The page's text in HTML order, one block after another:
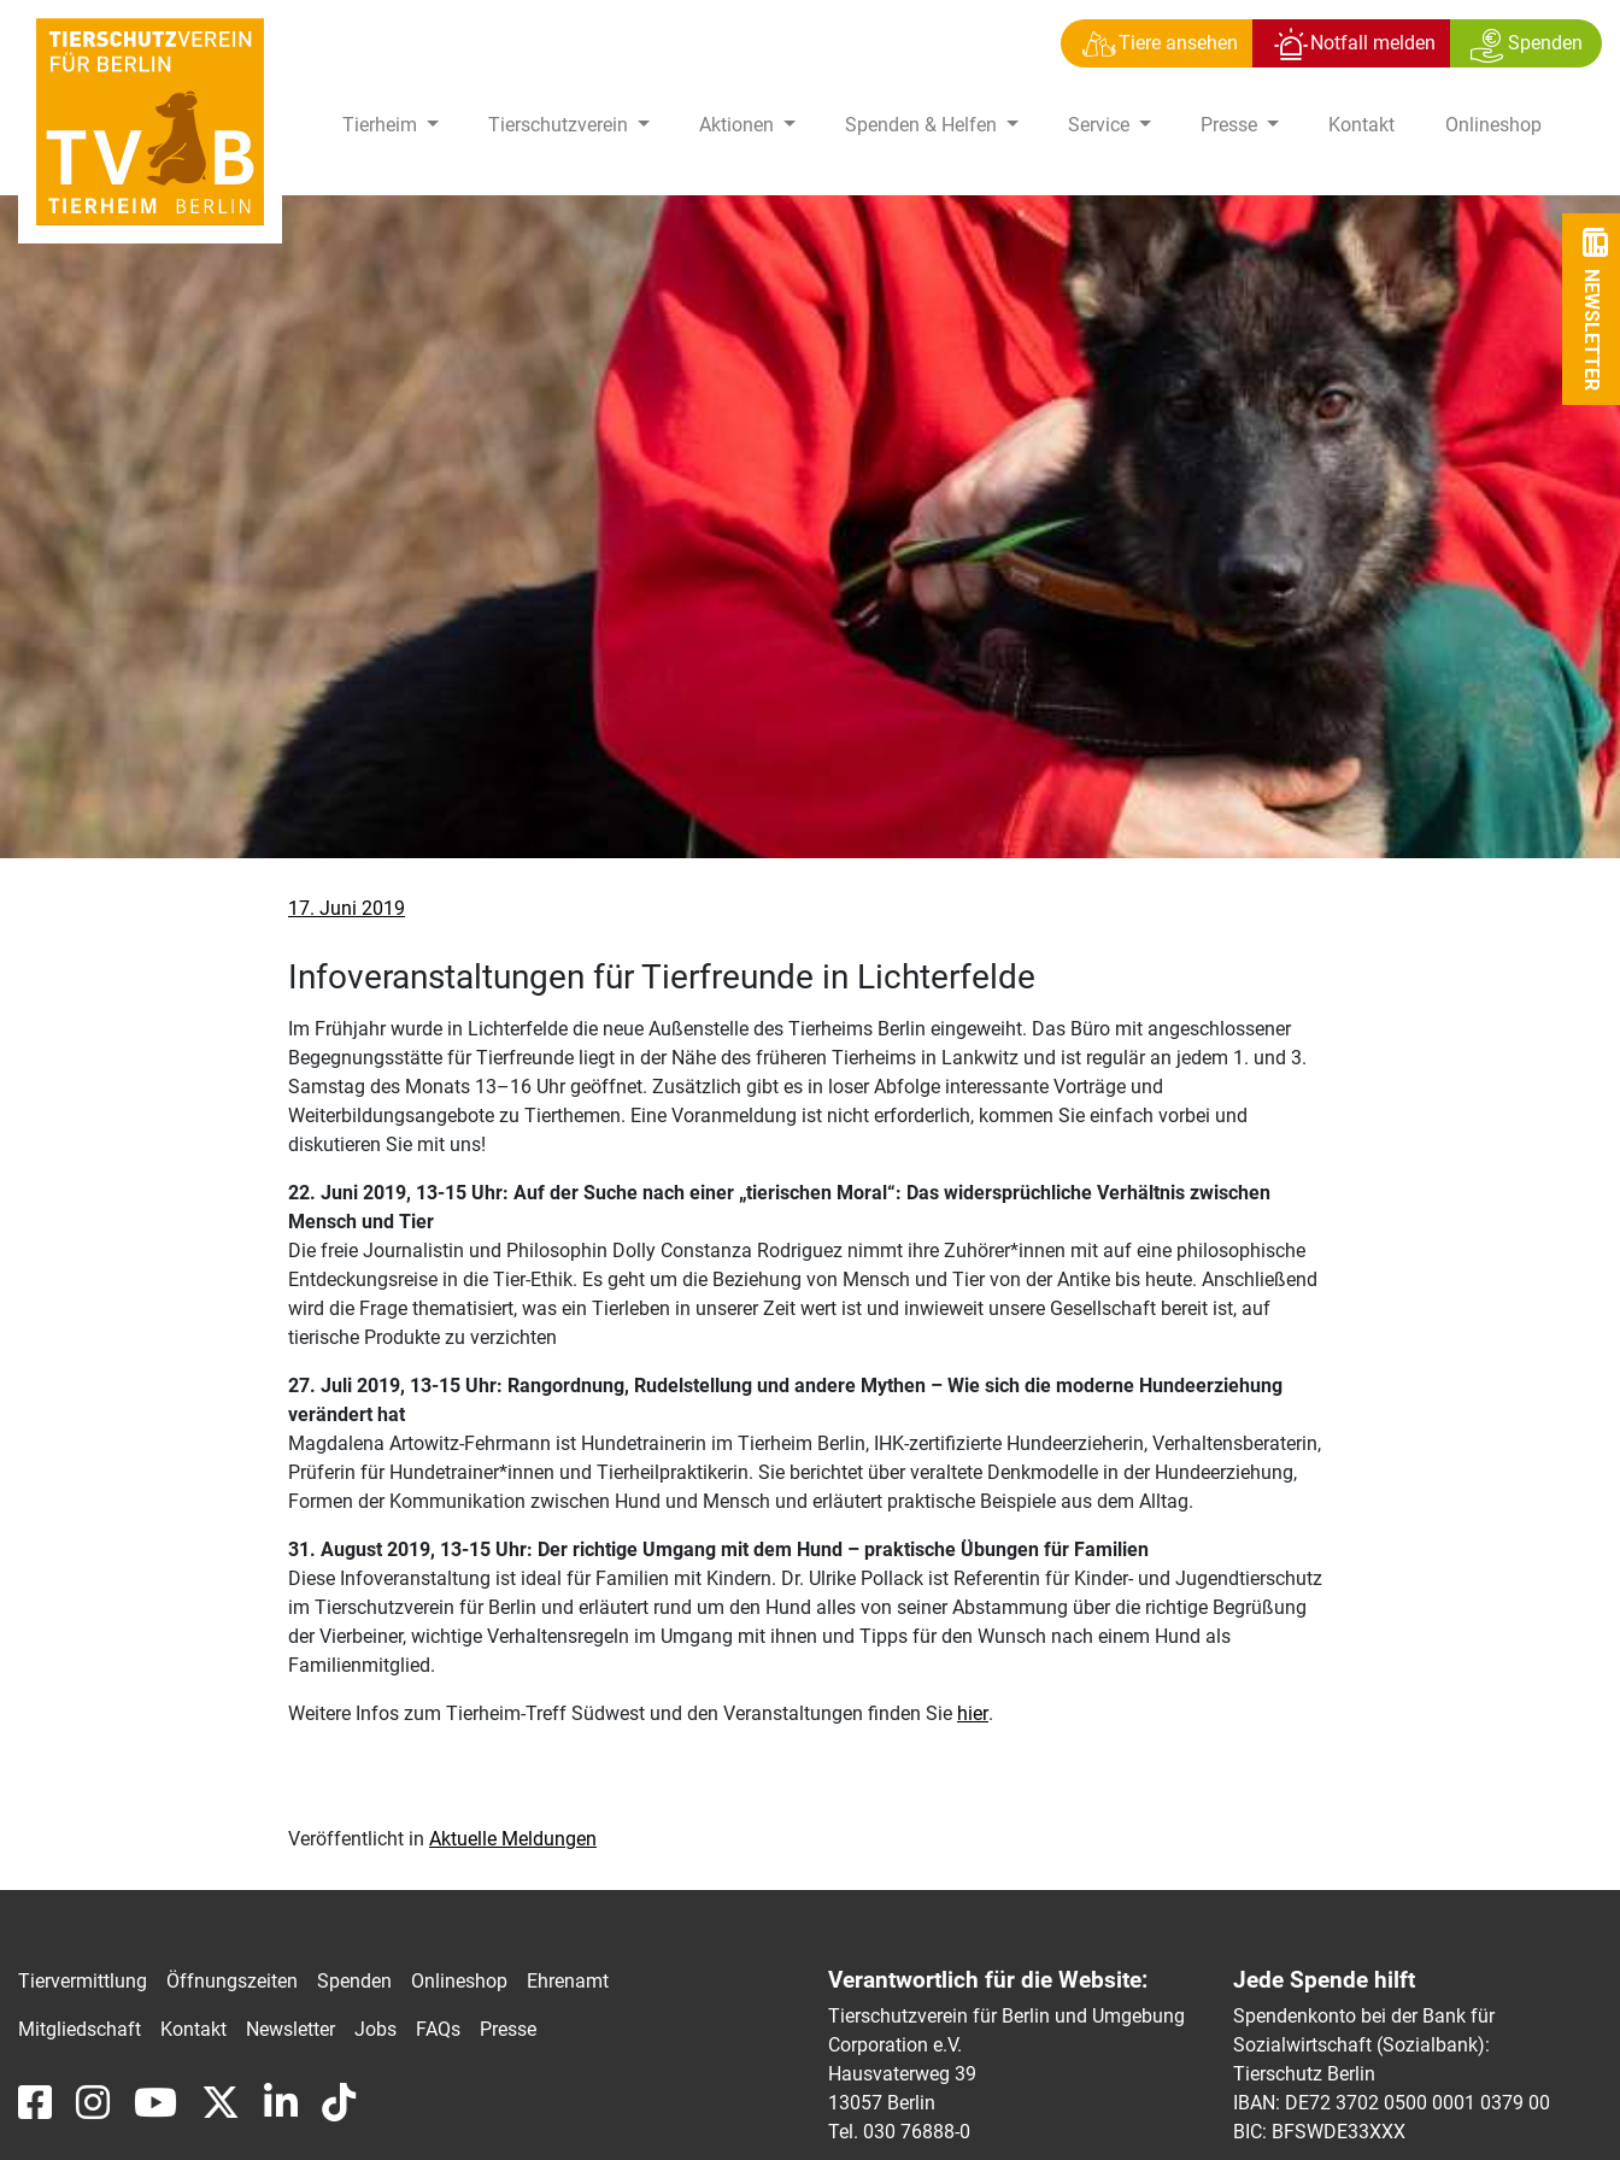
Tiere ansehen Notfall melden Spenden
Tierheim Tierschutzverein Aktionen Spenden & Helfen Service Presse Kontakt Onlineshop
NEWSLETTER
Veröffentlicht
17. Juni 2019
Infoveranstaltungen für Tierfreunde in Lichterfelde
Im Frühjahr wurde in Lichterfelde die neue Außenstelle des Tierheims Berlin eingeweiht. Das Büro mit angeschlossener
Begegnungsstätte für Tierfreunde liegt in der Nähe des früheren Tierheims in Lankwitz und ist regulär an jedem 1. und 3.
Samstag des Monats 13–16 Uhr geöffnet. Zusätzlich gibt es in loser Abfolge interessante Vorträge und
Weiterbildungsangebote zu Tierthemen. Eine Voranmeldung ist nicht erforderlich, kommen Sie einfach vorbei und
diskutieren Sie mit uns!
22. Juni 2019, 13-15 Uhr: Auf der Suche nach einer „tierischen Moral“: Das widersprüchliche Verhältnis zwischen
Mensch und Tier
Die freie Journalistin und Philosophin Dolly Constanza Rodriguez nimmt ihre Zuhörer*innen mit auf eine philosophische
Entdeckungsreise in die Tier-Ethik. Es geht um die Beziehung von Mensch und Tier von der Antike bis heute. Anschließend
wird die Frage thematisiert, was ein Tierleben in unserer Zeit wert ist und inwieweit unsere Gesellschaft bereit ist, auf
tierische Produkte zu verzichten
27. Juli 2019, 13-15 Uhr: Rangordnung, Rudelstellung und andere Mythen – Wie sich die moderne Hundeerziehung
verändert hat
Magdalena Artowitz-Fehrmann ist Hundetrainerin im Tierheim Berlin, IHK-zertifizierte Hundeerzieherin, Verhaltensberaterin,
Prüferin für Hundetrainer*innen und Tierheilpraktikerin. Sie berichtet über veraltete Denkmodelle in der Hundeerziehung,
Formen der Kommunikation zwischen Hund und Mensch und erläutert praktische Beispiele aus dem Alltag.
31. August 2019, 13-15 Uhr: Der richtige Umgang mit dem Hund – praktische Übungen für Familien
Diese Infoveranstaltung ist ideal für Familien mit Kindern. Dr. Ulrike Pollack ist Referentin für Kinder- und Jugendtierschutz
im Tierschutzverein für Berlin und erläutert rund um den Hund alles von seiner Abstammung über die richtige Begrüßung
der Vierbeiner, wichtige Verhaltensregeln im Umgang mit ihnen und Tipps für den Wunsch nach einem Hund als
Familienmitglied.
Weitere Infos zum Tierheim-Treff Südwest und den Veranstaltungen finden Sie hier.
Veröffentlicht in Aktuelle Meldungen
Tiervermittlung Öffnungszeiten Spenden Onlineshop Ehrenamt
Mitgliedschaft Kontakt Newsletter Jobs FAQs Presse
Verantwortlich für die Website:
Tierschutzverein für Berlin und Umgebung
Corporation e.V.
Hausvaterweg 39
13057 Berlin
Tel. 030 76888-0
Jede Spende hilft
Spendenkonto bei der Bank für
Sozialwirtschaft (Sozialbank):
Tierschutz Berlin
IBAN: DE72 3702 0500 0001 0379 00
BIC: BFSWDE33XXX